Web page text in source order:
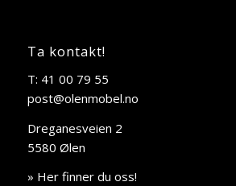
Ta kontakt!
T: 41 00 79 55
post@olenmobel.no
Dreganesveien 2
5580 Ølen
» Her finner du oss!